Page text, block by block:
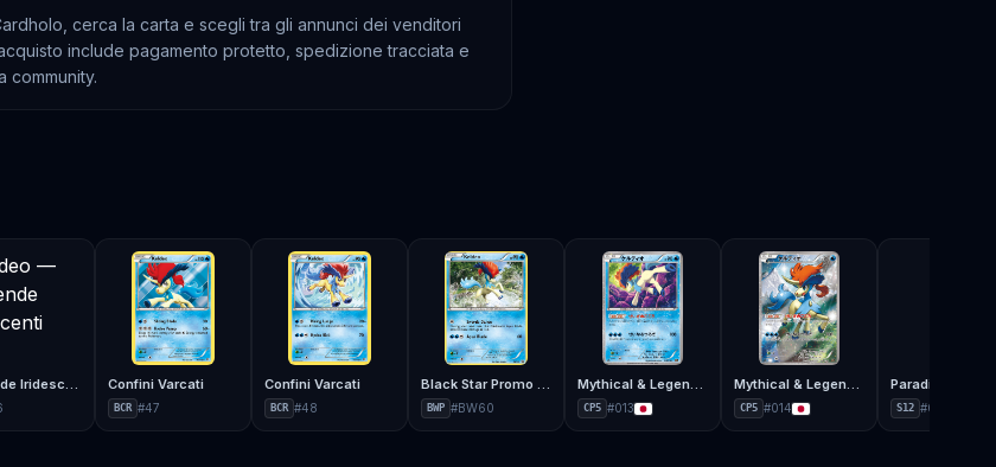
cerca la carta e scegli tra gli annunci dei venditori
include pagamento protetto, spedizione tracciata e
community.
Leggende Iridescenti Confini Varcati
BCR #47
Confini Varcati
BCR #48
Black Star Promo BW
BWP #BW60
Mythical & Legendary Dream Shine Collection
CP5 #013
Mythical & Legendary Dream Shine Collection
CP5 #014
Paradigm
S12 #023